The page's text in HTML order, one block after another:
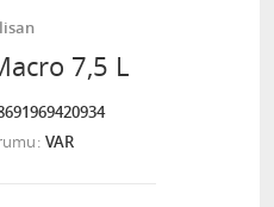
7,5 L
VAR